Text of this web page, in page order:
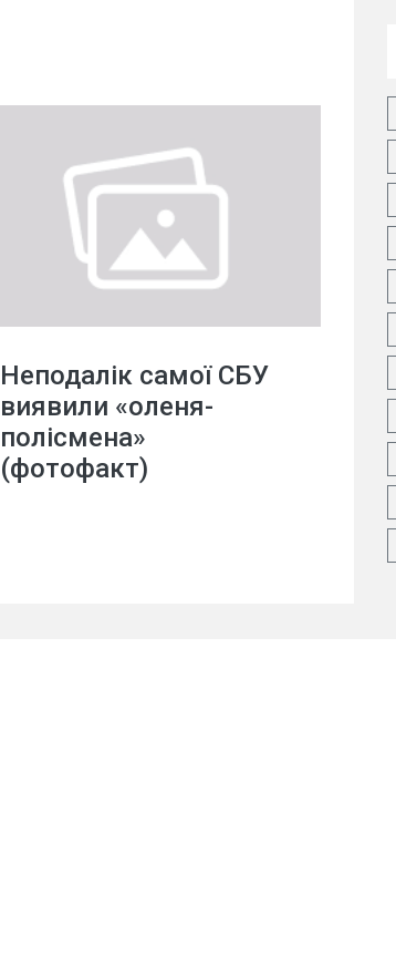
Неподалік самої СБУ
виявили «оленя-
полісмена»
(фотофакт)